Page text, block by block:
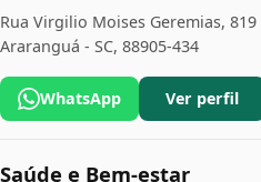
Rua Virgilio Moises Geremias,
Araranguá - SC, 88905-434
WhatsApp Ver perfil
Saúde e Bem-estar